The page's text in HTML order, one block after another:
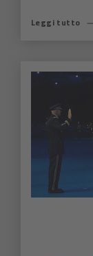
Leggi tutto